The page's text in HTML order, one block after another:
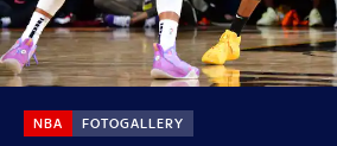
NBA FOTOGALLERY